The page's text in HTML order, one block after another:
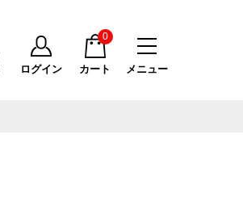
メニュー
ログイン カート
0